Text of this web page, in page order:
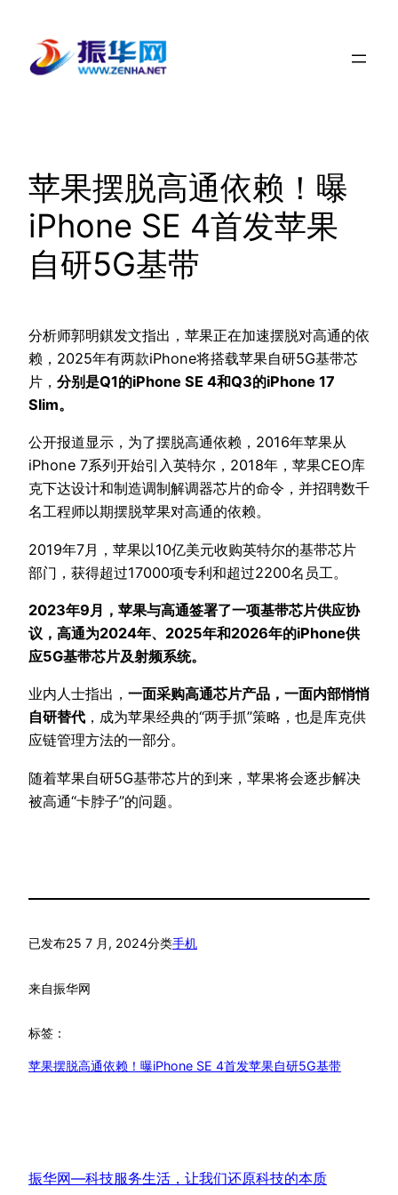
苹果摆脱高通依赖！曝
iPhone SE 4首发苹果
自研5G基带
分析师郭明錤发文指出，苹果正在加速摆脱对高通的依
赖，2025年有两款iPhone将搭载苹果自研5G基带芯
片， 分别是Q1的iPhone SE 4和Q3的iPhone 17
Slim。
公开报道显示，为了摆脱高通依赖，2016年苹果从
iPhone 7系列开始引入英特尔，2018年，苹果CEO库
克下达设计和制造调制解调器芯片的命令，并招聘数千
名工程师以期摆脱苹果对高通的依赖。
2019年7月，苹果以10亿美元收购英特尔的基带芯片
部门，获得超过17000项专利和超过2200名员工。
2023年9月，苹果与高通签署了一项基带芯片供应协
议，高通为2024年、2025年和2026年的iPhone供
应5G基带芯片及射频系统。
业内人士指出， 一面采购高通芯片产品，一面内部悄悄
自研替代 ，成为苹果经典的“两手抓”策略，也是库克供
应链管理方法的一部分。
随着苹果自研5G基带芯片的到来，苹果将会逐步解决
被高通“卡脖子”的问题。
已发布25 7 月, 2024分类手机
来自振华网
标签：
苹果摆脱高通依赖！曝iPhone SE 4首发苹果自研5G基带
振华网—科技服务生活，让我们还原科技的本质